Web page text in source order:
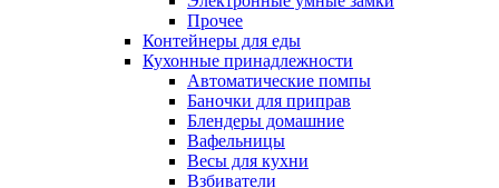
Прочее
Контейнеры для еды
Кухонные принадлежности
Автоматические помпы
Баночки для приправ
Блендеры домашние
Вафельницы
Весы для кухни
Взбиватели